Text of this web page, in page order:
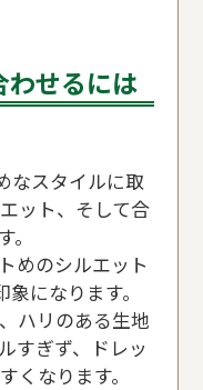
わせるには
なスタイルに取
ット、そして合
めのシルエット
になります。
ハリのある生地
すぎず、ドレッ
くなります。